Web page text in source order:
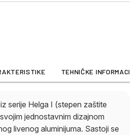
TEHNIČKE
serije Helga I (stepen zaštite
jednostavnim dizajnom
livenog aluminijuma. Sastoji se